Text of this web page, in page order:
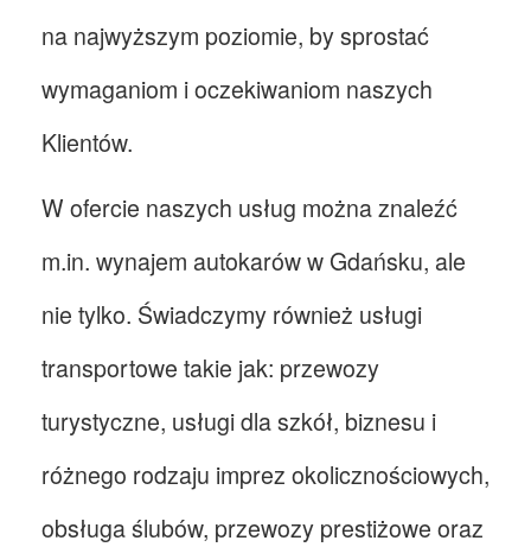
na najwyższym poziomie, by sprostać
wymaganiom i oczekiwaniom naszych
Klientów.
W ofercie naszych usług można znaleźć
m.in. wynajem autokarów w Gdańsku, ale
nie tylko. Świadczymy również usługi
transportowe takie jak: przewozy
turystyczne, usługi dla szkół, biznesu i
różnego rodzaju imprez okolicznościowych,
obsługa ślubów, przewozy prestiżowe oraz